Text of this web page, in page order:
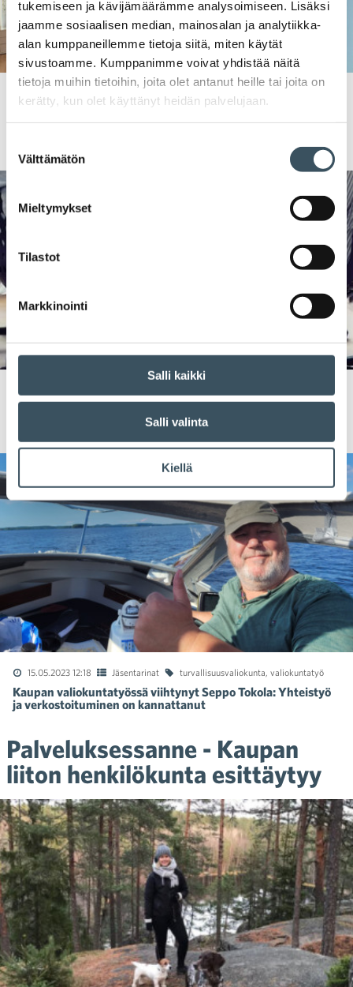
tukemiseen ja kävijämäärämme analysoimiseen. Lisäksi
jaamme sosiaalisen median, mainosalan ja analytiikka-
alan kumppaneillemme tietoja siitä, miten käytät
sivustoamme. Kumppanimme voivat yhdistää näitä
tietoja muihin tietoihin, joita olet antanut heille tai joita on
kerätty, kun olet käyttänyt heidän palvelujaan.
valinta
Välttämätön
Mieltymykset
Tilastot
Markkinointi
Salli kaikki
Salli valinta
Kiellä
optikkoliike
Specsaversin kauppiasyrittäjä Laura Kulmala: ”Hienoa, että
Valiokunnat ovat aitiopaikkoja tiedonsaantiin ja
15.05.2023 12:18 Jäsentarinat turvallisuusvaliokunta, valiokuntatyö
Kaupan valiokuntatyössä viihtynyt Seppo Tokola: Yhteistyö
ja verkostoituminen on kannattanut
Palveluksessanne - Kaupan
liiton henkilökunta esittäytyy